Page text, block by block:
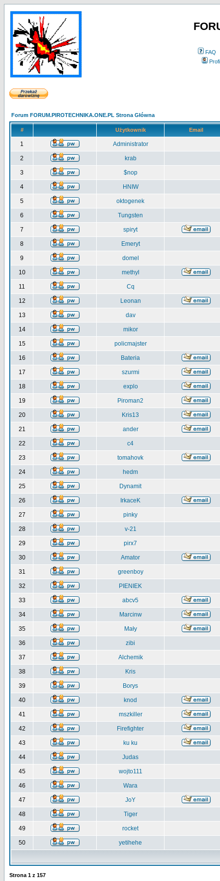
FAQ
Forum FORUM.PIROTECHNIKA.ONE.PL Strona Główna
# Użytkownik Email
1 Administrator
2 krab
3 $nop
4 HNIW
5 oktogenek
6 Tungsten
7 spiryt
8 Emeryt
9 domel
10 methyl
11 Cq
12 Leonan
13 dav
14 mikor
15 policmajster
16 Bateria
17 szurmi
18 explo
19 Piroman2
20 Kris13
21 ander
22 c4
23 tomahovk
24 hedm
25 Dynamit
26 IrkaceK
27 pinky
28 v-21
29 pirx7
30 Amator
31 greenboy
32 PIENIEK
33 abcv5
34 Marcinw
35 Mały
36 zibi
37 Alchemik
38 Kris
39 Borys
40 knod
41 mszkiller
42 Firefighter
43 ku ku
44 Judas
45 wojto111
46 Wara
47 JoY
48 Tiger
49 rocket
50 yetihehe
Strona 1 z 157